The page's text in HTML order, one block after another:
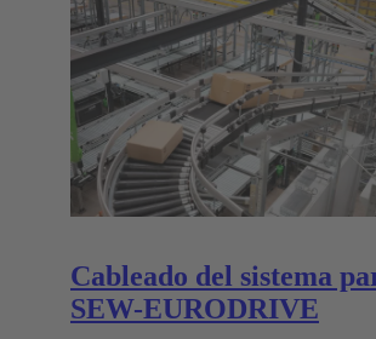
Cableado del sistema
SEW-EURODRIVE